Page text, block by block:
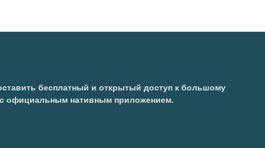
бесплатный и открытый доступ к большому
с официальным нативным приложением.